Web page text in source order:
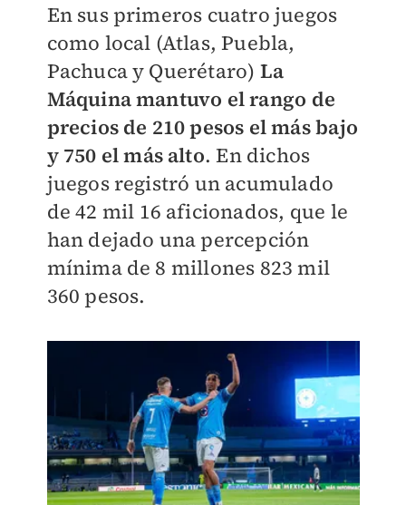
En sus primeros cuatro juegos
como local (Atlas, Puebla,
Pachuca y Querétaro) La
Máquina mantuvo el rango de
precios de 210 pesos el más bajo
y 750 el más alto. En dichos
juegos registró un acumulado
de 42 mil 16 aficionados, que le
han dejado una percepción
mínima de 8 millones 823 mil
360 pesos.